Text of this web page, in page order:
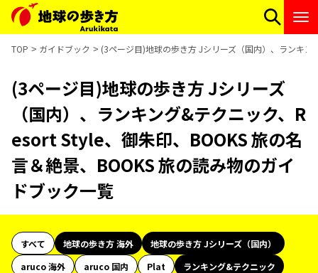
TOP ガイドブック (3ページ目)地球の歩き方 Jシリーズ（国内）、ランキ
(3ページ目)地球の歩き方 Jシリーズ
（国内）、ランキング&テクニック、R
esort Style、御朱印、BOOKS 旅の名
言＆絶景、BOOKS 旅の読み物のガイ
ドブック一覧
すべて 地球の歩き方 海外
地球の歩き方 Jシリーズ（国内）
aruco 海外
aruco 国内 Plat
ランキング&テクニック